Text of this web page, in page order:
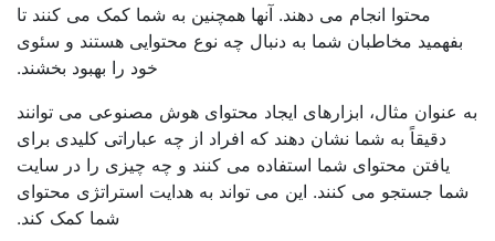
محتوا انجام می دهند. آنها همچنین به شما کمک می کنند تا
بفهمید مخاطبان شما به دنبال چه نوع محتوایی هستند و سئوی
خود را بهبود بخشند.
عنوان مثال، ابزارهای ایجاد محتوای هوش مصنوعی می توانند
دقیقاً به شما نشان دهند که افراد از چه عباراتی کلیدی برای
یافتن محتوای شما استفاده می کنند و چه چیزی را در سایت
جستجو می کنند. این می تواند به هدایت استراتژی محتوای
شما کمک کند.